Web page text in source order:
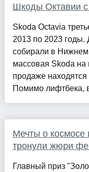
Шкоды Октавии с
Skoda Octavia
2013 по 2023 годы.
собирали в Нижнем
массовая Skoda
продаже
Помимо лифтбека,
Мечты о
тронули жюри
Главный приз